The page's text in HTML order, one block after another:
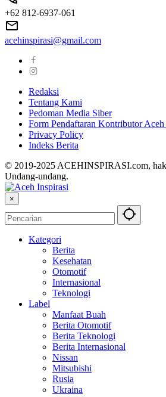
+62 812-6937-061
acehinspirasi@gmail.com
Redaksi
Tentang Kami
Pedoman Media Siber
Form Pendaftaran Kontributor
Privacy Policy
Indeks Berita
© 2019-2025 ACEHINSPIRASI.com,
Undang-undang.
×
Kategori
Berita
Kesehatan
Otomotif
Internasional
Teknologi
Label
Manfaat Buah
Berita Otomotif
Berita Teknologi
Berita Internasional
Nissan
Mitsubishi
Rusia
Ukraina